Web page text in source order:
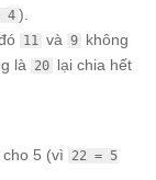
4 ).
11 và 9 không
là 20 lại chia hết
5 (vì
22 = 5